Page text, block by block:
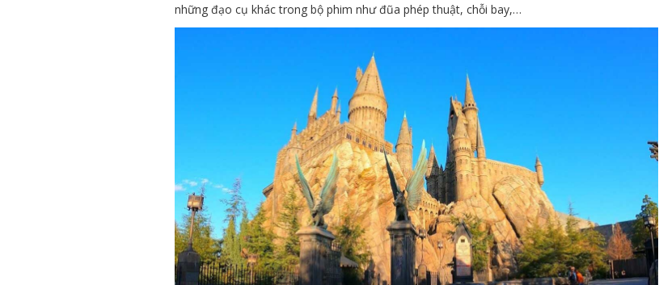
những đạo cụ khác trong bộ phim như đũa phép thuật, chỗi bay,…